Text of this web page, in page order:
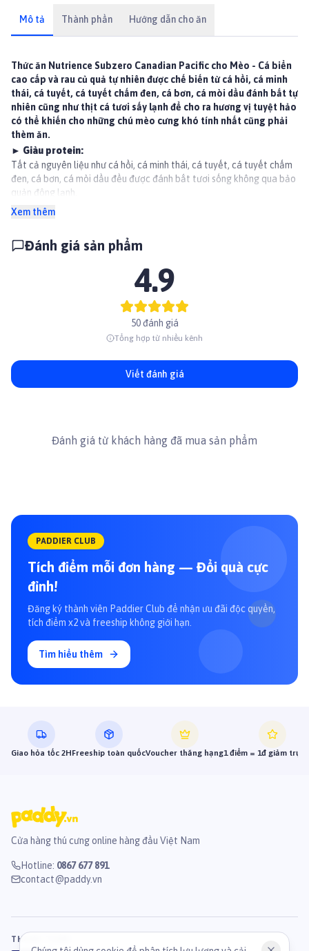
Mô tả Thành phần Hướng dẫn cho ăn
Thức ăn Nutrience Subzero Canadian Pacific cho Mèo - Cá biển
cao cấp và rau củ quả tự nhiên được chế biến từ cá hồi, cá minh
thái, cá tuyết, cá tuyết chấm đen, cá bơn, cá mòi dầu đánh bắt tự
nhiên cũng như thịt cá tươi sấy lạnh để cho ra hương vị tuyệt hảo
có thể khiến cho những chú mèo cưng khó tính nhất cũng phải
thèm ăn.
► Giàu protein:
Tất cả nguyên liệu như cá hồi, cá minh thái, cá tuyết, cá tuyết chấm
đen, cá bơn, cá mòi dầu đều được đánh bắt tươi sống không qua bảo
quản đông lạnh.
►Sản xuấ
►Hạ t th ố ng s ấ
nh bổ sung dưỡng chất:
Thịt gà tươi được ngâm với vẹm xanh, gan cá tuyết Thái Bình Dương,
bí ngô và tảo bẹ Acadian, sau đó được sấy lạnh nhẹ nhàng để giữ
được vị ngon tự nhiên của nguyên liệu, mang đến hương vị hảo hạng
i cây và rau củ tươi xanh:
Trái cây và rau củ quả tươi xanh có chứa hàm lượng rất cao các chất
chống oxi hóa và đặc tính dinh dưỡng thực vật.
Một hỗn hợp thực vật đặc biệt và dầu dừa được sử dụng để cung
cấp nhiều lợi ích sức khỏe.
lông thú cưng luôn khỏe mạnh cũng như hỗ trợ và phát triển nhận
tiêu hóa khỏe mạnh hơn, trong khi hàm lượng glucosamine và
chondroitin cung cấp bảo vệ xương khớp sự linh động cho thú cưng
của bạn.
Xem thêm
Đánh giá sản phẩm
4.9
50 đánh giá
Tổng hợp từ nhiều kênh
Viết đánh giá
Đánh giá từ khách hàng đã mua sản phẩm
PADDIER CLUB
Tích điểm mỗi đơn hàng — Đổi quà cực
đỉnh!
Đăng ký thành viên Paddier Club để nhận ưu đãi độc quyền,
tích điểm x2 và freeship không giới hạn.
Tìm hiểu thêm
Giao hỏa tốc 2HFreeship toàn quốcVoucher thăng hạng1 điểm = 1đ giảm trực
Cửa hàng thú cưng online hàng đầu Việt Nam
Hotline: 0867 677 891
contact@paddy.vn
THANH TOÁN